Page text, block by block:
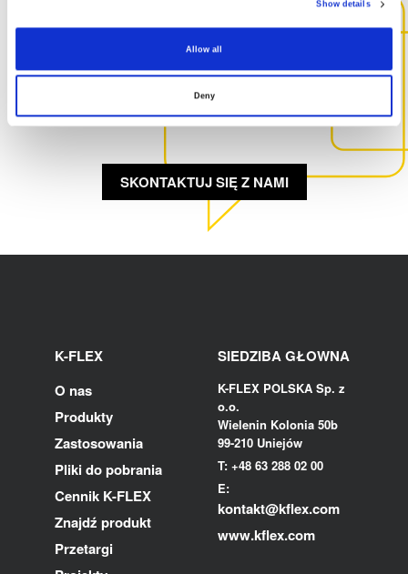
Show details
Allow all
Deny
SKONTAKTUJ SIĘ Z NAMI,
ABY UZYSKAĆ WIĘCEJ
INFORMACJI NA TEMAT TEGO
PRODUKTU
SKONTAKTUJ SIĘ Z NAMI
K-FLEX
O nas
Produkty
Zastosowania
Pliki do pobrania
Cennik K-FLEX
Znajdź produkt
Przetargi
SIEDZIBA GŁOWNA
K-FLEX POLSKA Sp. z
o.o.
Wielenin Kolonia 50b
99-210 Uniejów
T: +48 63 288 02 00
E:
kontakt@kflex.com
www.kflex.com